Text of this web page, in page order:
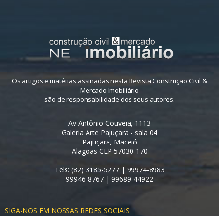
Os artigos e matérias assinadas nesta Revista Construção Civil &
Mercado Imobiliário
são de responsabilidade dos seus autores.
Av Antônio Gouveia, 1113
Galeria Arte Pajuçara - sala 04
Pajuçara, Maceió
Alagoas CEP 57030-170
Tels: (82) 3185-5277 | 99974-8983
99946-8767 | 99689-44922
SIGA-NOS EM NOSSAS REDES SOCIAIS